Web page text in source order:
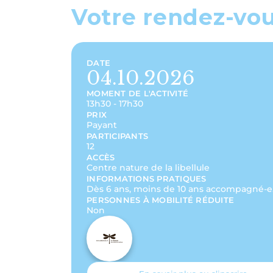
Votre rendez-
DATE
04.10.2026
MOMENT DE L'ACTIVITÉ
13h30 - 17h30
PRIX
Payant
PARTICIPANTS
12
ACCÈS
Centre nature de la libellule
INFORMATIONS PRATIQUES
Dès 6 ans, moins de 10 ans accompagné-
PERSONNES À MOBILITÉ RÉDUITE
Non